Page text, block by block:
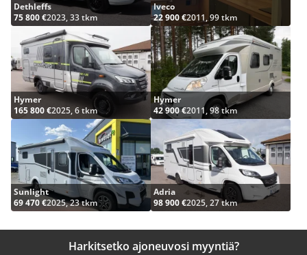
Dethleffs
75 800 €2023, 33 tkm
Iveco
22 900 €2011, 99 tkm
Hymer
165 800 €2025, 6 tkm
Hymer
42 900 €2011, 98 tkm
Sunlight
69 470 €2025, 23 tkm
Adria
98 900 €2025, 27 tkm
Harkitsetko ajoneuvosi myyntiä?